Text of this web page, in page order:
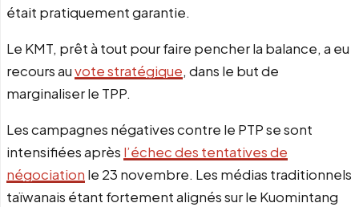
était pratiquement garantie.
Le KMT, prêt à tout pour faire pencher la balance, a eu
recours auvote stratégique, dans le but de
marginaliser le TPP.
Les campagnes négatives contre le PTP se sont
intensifiées après l’échec des tentatives de
négociation le 23 novembre. Les médias traditionnels
taïwanais étant fortement alignés sur le Kuomintang